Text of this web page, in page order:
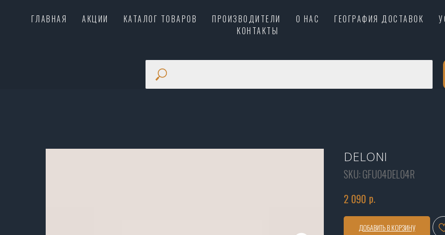
ГЛАВНАЯ АКЦИИ КАТАЛОГ ТОВАРОВ ПРОИЗВОДИТЕЛИ О НАС ГЕОГРАФИЯ ДОСТАВОК
КОНТАКТЫ
DELONI
SKU:GFU04DEL04R
2 090 р.
ДОБАВИТЬ В КОРЗИНУ